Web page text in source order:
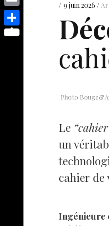
9 juin 2026
Photo
Le
un
cahier de
Ingénieure
p
e
s
d
I
e
n
y
p
e
o
p
E
m
S